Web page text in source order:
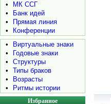
•
МК ССГ
•
Банк идей
•
Прямая линия
•
Конференции
•
Виртуальные знаки
•
Годовые знаки
•
Структуры
•
Типы браков
•
Возрасты
•
Ритмы истории
Избранное